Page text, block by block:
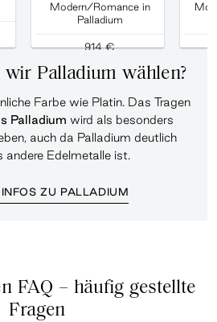
Modern/Romance in
Palladium
914 €
Palladium wählen?
Farbe wie Platin. Das Tragen
Palladium wird als besonders
auch da Palladium deutlich
andere Edelmetalle ist.
ZU PALLADIUM
FAQ – häufig gestellte
Fragen